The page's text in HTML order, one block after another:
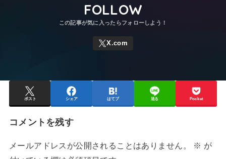
FOLLOW
ポスト シェア はてブ 送る Pocket
コメントを残す
メールアドレスが公開されることはありません。 ※ が